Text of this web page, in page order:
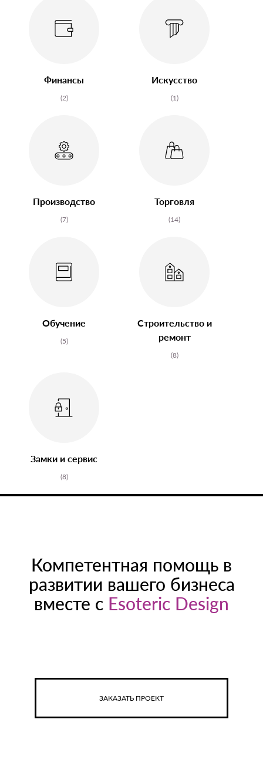
Финансы
(2)
Искусство
(1)
Производство
(7)
Торговля
(14)
Обучение
(5)
Строительство и
ремонт
(8)
Замки и сервис
(8)
Компетентная помощь в
развитии вашего бизнеса
вместе с Esoteric Design
ЗАКАЗАТЬ ПРОЕКТ